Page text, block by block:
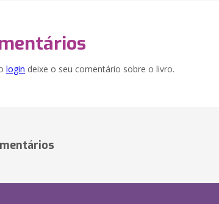
login deixe o seu comentário sobre o livro.